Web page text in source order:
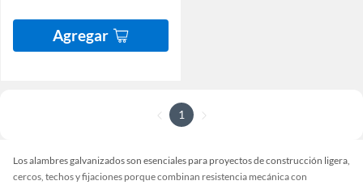
Agregar
1
Los alambres galvanizados son esenciales para proyectos de construcción ligera,
cercos, techos y fijaciones porque combinan resistencia mecánica con